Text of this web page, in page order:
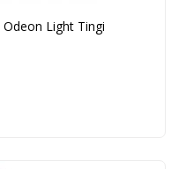
Light Tingi